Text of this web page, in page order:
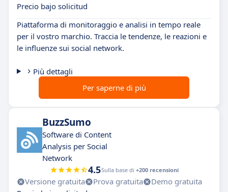
Precio bajo solicitud
Piattaforma di monitoraggio e analisi in tempo reale
per il vostro marchio. Traccia le tendenze, le reazioni e
le influenze sui social network.
Più dettagli
Per saperne di più
BuzzSumo
Software di Content
Analysis per Social
Network
4.5Sulla base di +200 recensioni
Versione gratuita Prova gratuita
Demo gratuita